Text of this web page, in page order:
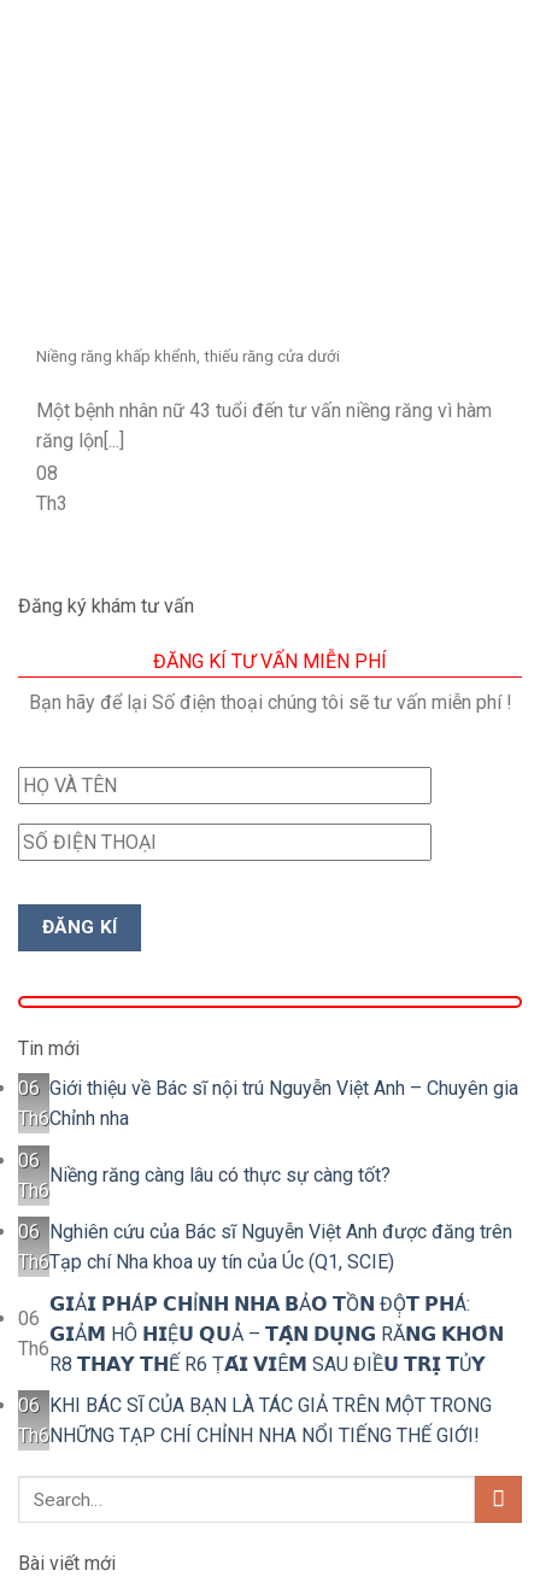
Niềng răng khấp khểnh, thiếu răng cửa dưới
Một bệnh nhân nữ 43 tuổi đến tư vấn niềng răng vì hàm
răng lộn[...]
08
Th3
Đăng ký khám tư vấn
ĐĂNG KÍ TƯ VẤN MIỄN PHÍ
Bạn hãy để lại Số điện thoại chúng tôi sẽ tư vấn miễn phí !
Tin mới
06
Th6
Giới thiệu về Bác sĩ nội trú Nguyễn Việt Anh – Chuyên gia
Chỉnh nha
06
Th6
Niềng răng càng lâu có thực sự càng tốt?
06
Th6
Nghiên cứu của Bác sĩ Nguyễn Việt Anh được đăng trên
Tạp chí Nha khoa uy tín của Úc (Q1, SCIE)
06
Th6
𝗚𝗜Ả𝗜 𝗣𝗛Á𝗣 𝗖𝗛Ỉ𝗡𝗛 𝗡𝗛𝗔 𝗕Ả𝗢 𝗧Ồ𝗡 ĐỘ̣𝗧 𝗣𝗛Á:
𝗚𝗜Ả𝗠 HÔ 𝗛𝗜Ệ𝗨 𝗤𝗨Ả – 𝗧𝗔̣̂𝗡 𝗗𝗨̣𝗡𝗚 RĂ𝗡𝗚 𝗞𝗛𝗢̂𝗡
R8 𝗧𝗛𝗔𝗬 𝗧𝗛Ế R6 Ṭ𝗔́𝗜 𝗩𝗜Ê𝗠 SAU ĐIỀ𝗨 𝗧𝗥𝗜̣ 𝗧Ủ𝗬
06
Th6
KHI BÁC SĨ CỦA BẠN LÀ TÁC GIẢ TRÊN MỘT TRONG
NHỮNG TẠP CHÍ CHỈNH NHA NỔI TIẾNG THẾ GIỚI!
Bài viết mới